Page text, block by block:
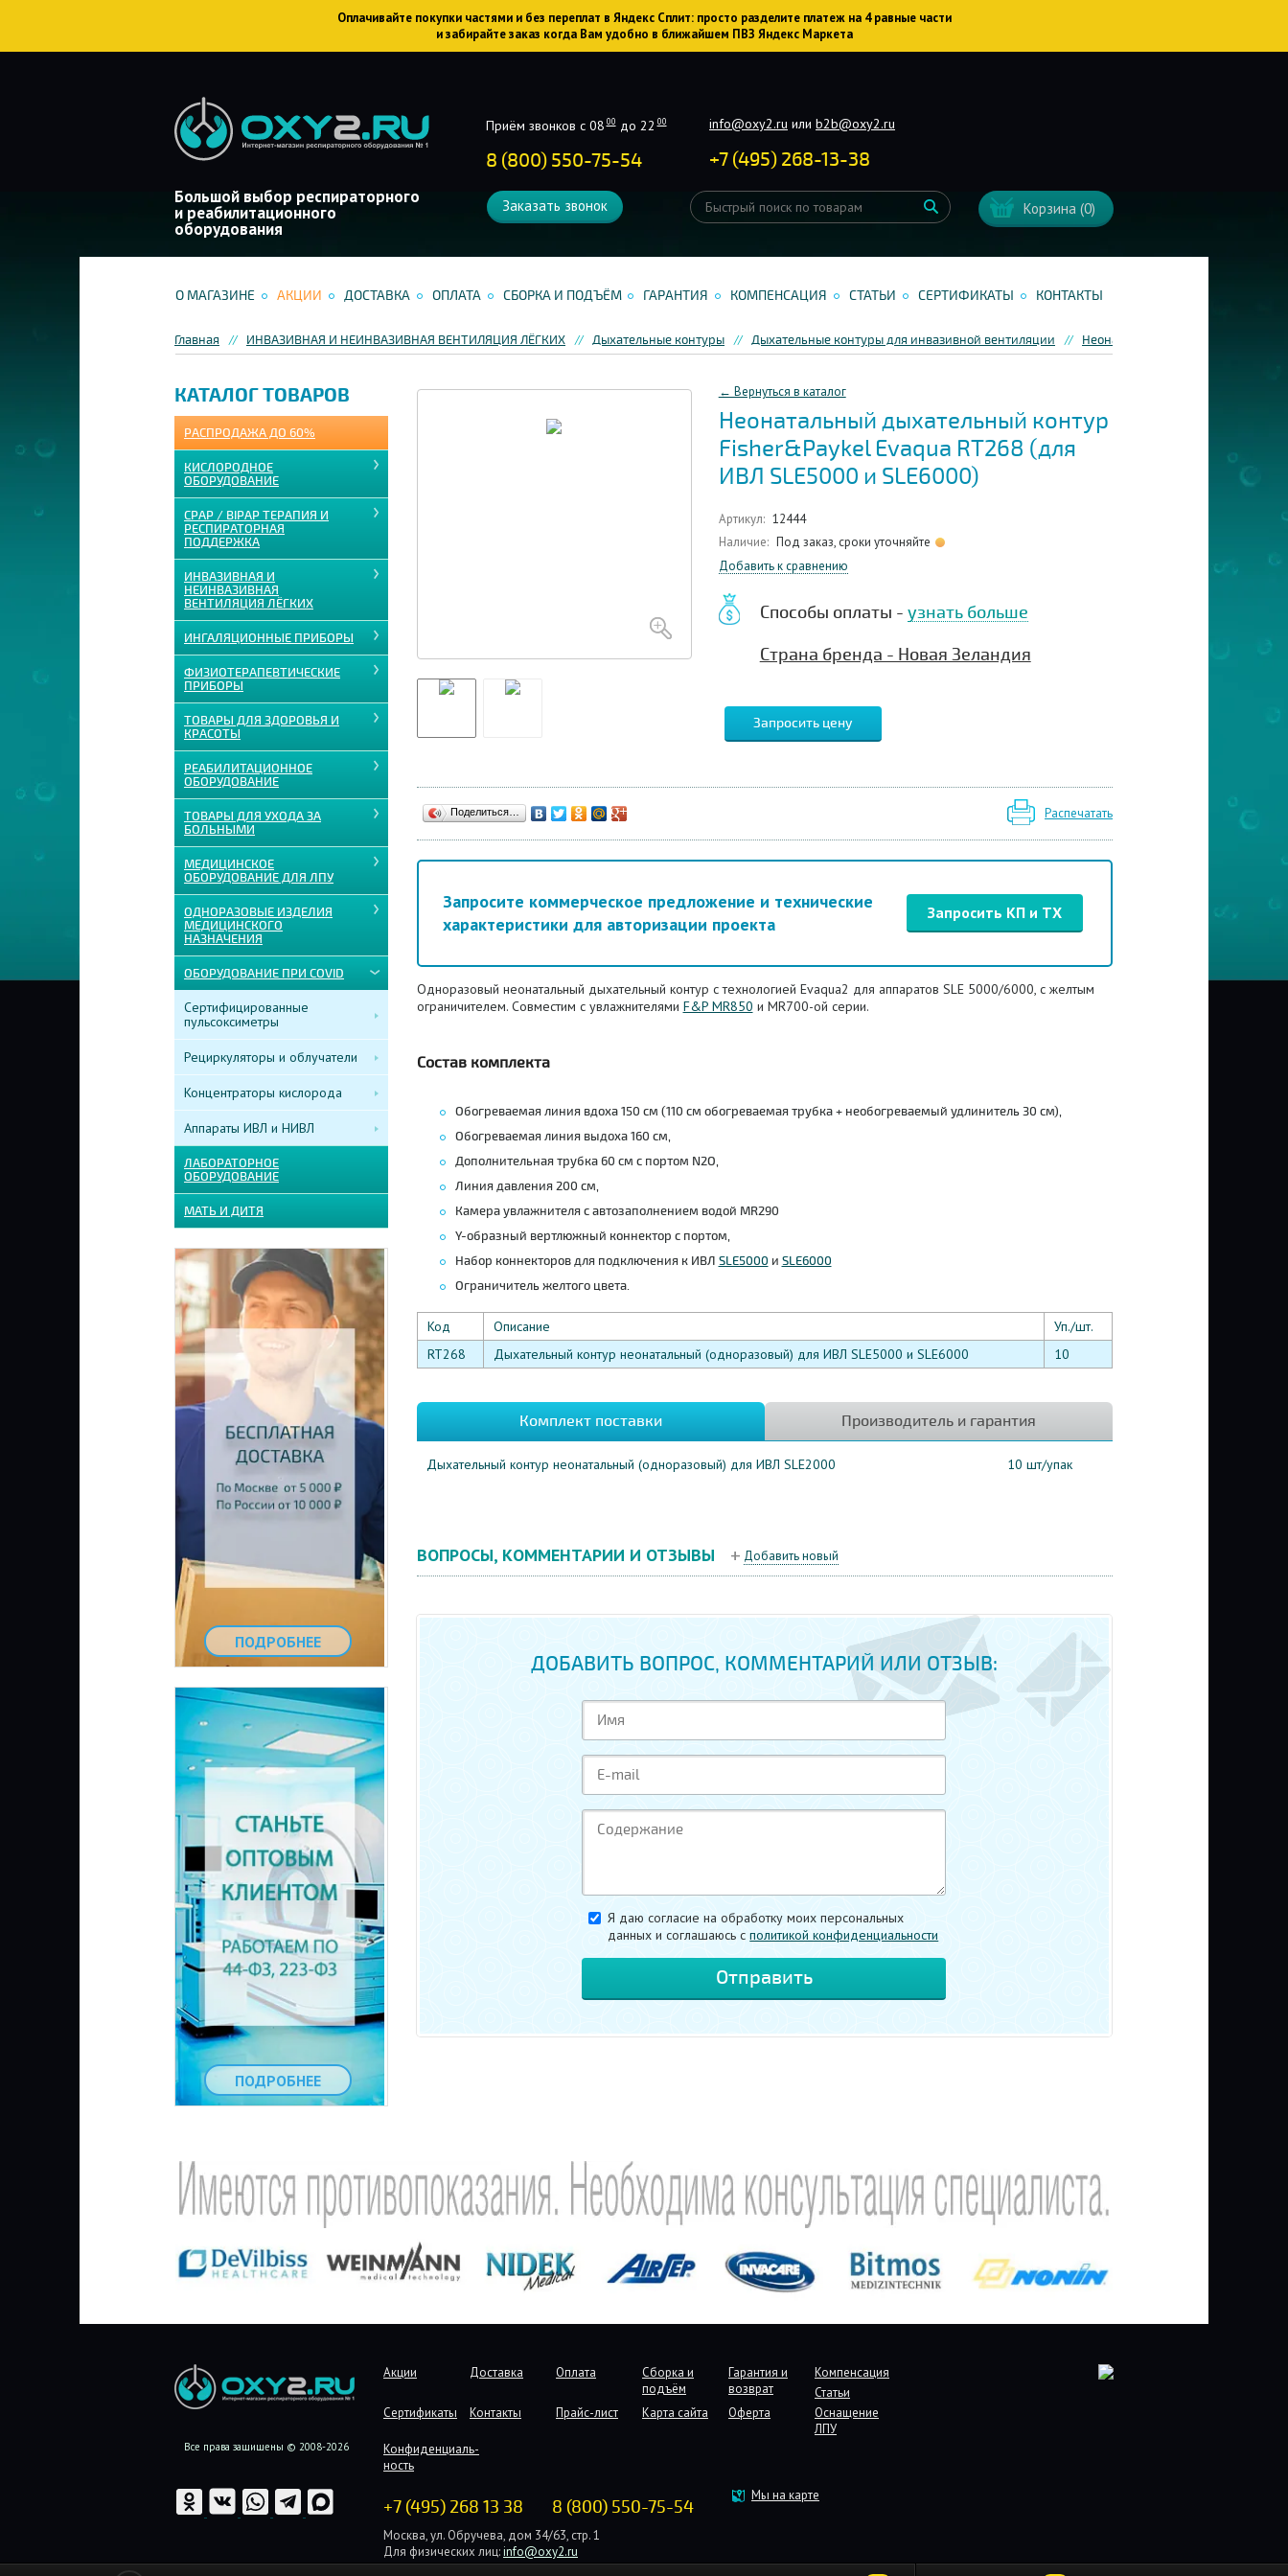
Оплачивайте покупки частями и без переплат в Яндекс Сплит: просто разделите платеж на 4 равные части
и забирайте заказ когда Вам удобно в ближайшем ПВЗ Яндекс Маркета
Большой выбор респираторного
и реабилитационного
оборудования
Приём звонков с 08 00до 22 00
8 (800) 550-75-54
info@oxy2.ru илиb2b@oxy2.ru
+7 (495) 268-13-38
Заказать звонок Корзина(0)
О МАГАЗИНЕ АКЦИИ ДОСТАВКА ОПЛАТА СБОРКА И ПОДЪЁМ ГАРАНТИЯ КОМПЕНСАЦИЯ СТАТЬИ СЕРТИФИКАТЫ КОНТАКТЫ
Главная ИНВАЗИВНАЯ И НЕИНВАЗИВНАЯ ВЕНТИЛЯЦИЯ ЛЁГКИХ Дыхательные контуры Дыхательные контуры для инвазивной вентиляции Неонатальные дыхательные
КАТАЛОГ ТОВАРОВ
РАСПРОДАЖА ДО 60%
КИСЛОРОДНОЕ
ОБОРУДОВАНИЕ
CPAP / BIPAP ТЕРАПИЯ И
РЕСПИРАТОРНАЯ
ПОДДЕРЖКА
ИНВАЗИВНАЯ И
НЕИНВАЗИВНАЯ
ВЕНТИЛЯЦИЯ ЛЁГКИХ
ИНГАЛЯЦИОННЫЕ ПРИБОРЫ
ФИЗИОТЕРАПЕВТИЧЕСКИЕ
ПРИБОРЫ
ТОВАРЫ ДЛЯ ЗДОРОВЬЯ И
КРАСОТЫ
РЕАБИЛИТАЦИОННОЕ
ОБОРУДОВАНИЕ
ТОВАРЫ ДЛЯ УХОДА ЗА
БОЛЬНЫМИ
МЕДИЦИНСКОЕ
ОБОРУДОВАНИЕ ДЛЯ ЛПУ
ОДНОРАЗОВЫЕ ИЗДЕЛИЯ
МЕДИЦИНСКОГО
НАЗНАЧЕНИЯ
ОБОРУДОВАНИЕ ПРИ COVID
Сертифицированные
пульсоксиметры
Рециркуляторы и облучатели
Концентраторы кислорода
Аппараты ИВЛ и НИВЛ
ЛАБОРАТОРНОЕ
ОБОРУДОВАНИЕ
МАТЬ И ДИТЯ
ПОДРОБНЕЕ
ПОДРОБНЕЕ
← Вернуться в каталог
Неонатальный дыхательный контур
Fisher&Paykel Evaqua RT268 (для
ИВЛ SLE5000 и SLE6000)
Артикул: 12444
Наличие: Под заказ, сроки уточняйте
Добавить к сравнению
Способы оплаты - узнать больше
Страна бренда - Новая Зеландия
Запросить цену
Поделиться… Распечатать
Запросите коммерческое предложение и технические
характеристики для авторизации проекта
Запросить КП и ТХ
Одноразовый неонатальный дыхательный контур с технологией Evaqua2 для аппаратов SLE 5000/6000, с желтым
ограничителем. Совместим с увлажнителями F&P MR850 и MR700-ой серии.
Состав комплекта
Обогреваемая линия вдоха 150 см (110 см обогреваемая трубка + необогреваемый удлинитель 30 см),
Обогреваемая линия выдоха 160 см,
Дополнительная трубка 60 см с портом N2O,
Линия давления 200 см,
Камера увлажнителя с автозаполнением водой MR290
Y-образный вертлюжный коннектор с портом,
Набор коннекторов для подключения к ИВЛ SLE5000 и SLE6000
Ограничитель желтого цвета.
Код Описание
Уп./шт.
RT268
Дыхательный контур неонатальный (одноразовый) для ИВЛ SLE5000 и SLE6000 10
Комплект поставки Производитель и гарантия
Дыхательный контур неонатальный (одноразовый) для ИВЛ SLE2000 10 шт/упак
ВОПРОСЫ, КОММЕНТАРИИ И ОТЗЫВЫ Добавить новый
ДОБАВИТЬ ВОПРОС, КОММЕНТАРИЙ ИЛИ ОТЗЫВ:
Я даю согласие на обработку моих персональных
данных и соглашаюсь cполитикой конфиденциальности
Все права защищены © 2008-2026
Акции Доставка Оплата
Сборка и
подъём
Гарантия и
возврат
Компенсация
Статьи
Сертификаты
Контакты Прайс-лист Карта сайта Оферта
Оснащение
ЛПУ
Конфиденциаль-
ность
+7 (495) 268 13 38 8 (800) 550-75-54
Москва, ул. Обручева, дом 34/63, стр. 1
Для физических лиц:info@oxy2.ru
Для юридических лиц:b2b@oxy2.ru
Мы на карте